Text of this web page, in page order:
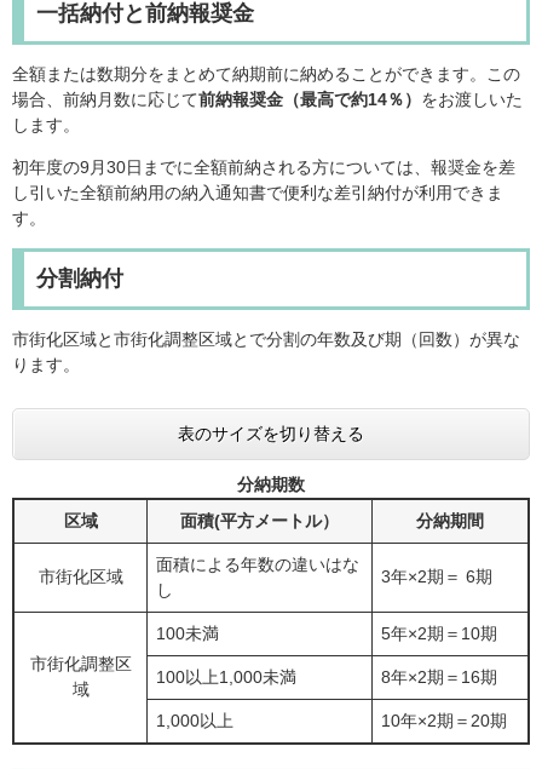
一括納付と前納報奨金
全額または数期分をまとめて納期前に納めることができます。この
場合、前納月数に応じて前納報奨金（最高で約14％） をお渡しいた
します。
初年度の9月30日までに全額前納される方については、報奨金を差
し引いた全額前納用の納入通知書で便利な差引納付が利用できま
す。
分割納付
市街化区域と市街化調整区域とで分割の年数及び期（回数）が異な
ります。
表のサイズを切り替える
分納期数
区域
面積(平方メートル） 分納期間
市街化区域
面積による年数の違いはな
し
3年×2期＝ 6期
市街化調整区
域
100未満 5年×2期＝10期
100以上1,000未満 8年×2期＝16期
1,000以上 10年×2期＝20期